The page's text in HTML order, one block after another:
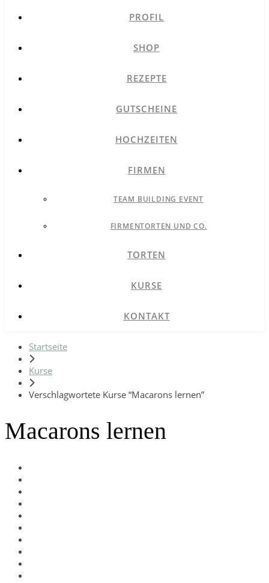
PROFIL
SHOP
REZEPTE
GUTSCHEINE
HOCHZEITEN
FIRMEN
TEAM BUILDING EVENT
FIRMENTORTEN UND CO.
TORTEN
KURSE
KONTAKT
Startseite
Kurse
Verschlagwortete Kurse “Macarons lernen”
Macarons lernen